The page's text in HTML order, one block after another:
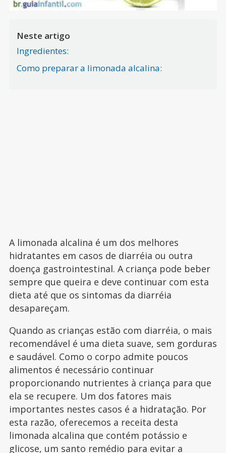
Neste artigo
Ingredientes:
Como preparar a limonada alcalina:
A limonada alcalina é um dos melhores
hidratantes em casos de diarréia ou outra
doença gastrointestinal. A criança pode beber
sempre que queira e deve continuar com esta
dieta até que os sintomas da diarréia
desapareçam.
Quando as crianças estão com diarréia, o mais
recomendável é uma dieta suave, sem gorduras
e saudável. Como o corpo admite poucos
alimentos é necessário continuar
proporcionando nutrientes à criança para que
ela se recupere. Um dos fatores mais
importantes nestes casos é a hidratação. Por
esta razão, oferecemos a receita desta
limonada alcalina que contém potássio e
glicose, um santo remédio para evitar a